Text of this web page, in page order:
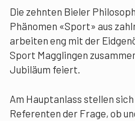
Die zehnten Bieler
Phänomen «Sport» aus
arbeiten eng mit der
Sport Magglingen
Jubiläum feiert.
Am Hauptanlass stellen
Referenten der Frage, ob